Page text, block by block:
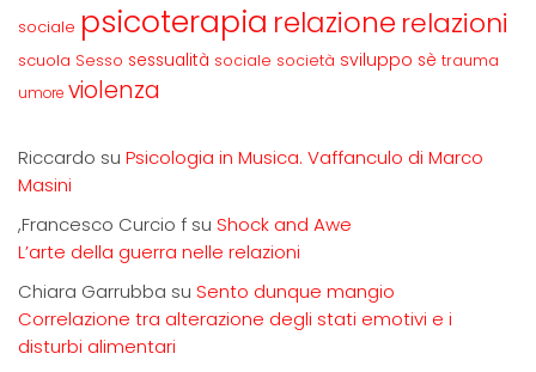
sociale psicoterapia relazione relazioni
scuola Sesso sessualità sociale società sviluppo sè trauma
umore violenza
Riccardo su Psicologia in Musica. Vaffanculo di Marco
Masini
,Francesco Curcio f su Shock and Awe
L’arte della guerra nelle relazioni
Chiara Garrubba su Sento dunque mangio
Correlazione tra alterazione degli stati emotivi e i
disturbi alimentari